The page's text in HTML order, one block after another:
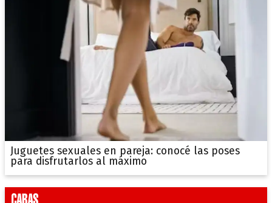
Juguetes sexuales en pareja: conocé las poses
para disfrutarlos al máximo